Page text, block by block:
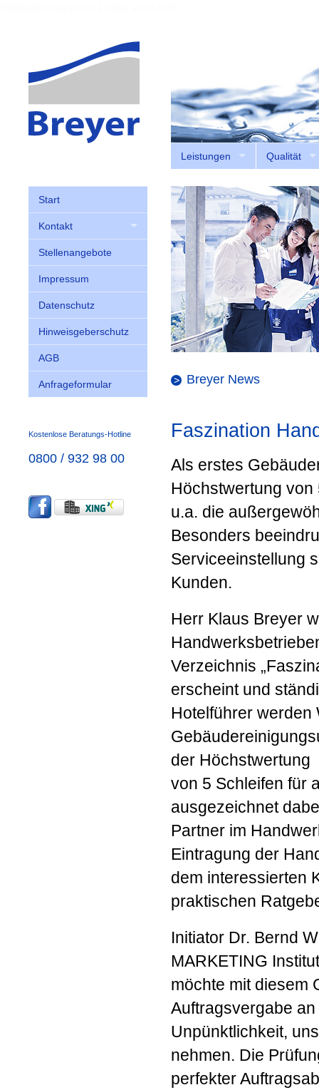
Leistungen Qualität
Start
Kontakt
Stellenangebote
Impressum
Datenschutz
Hinweisgeberschutz
AGB
Anfrageformular
Kostenlose Beratungs-Hotline
0800 / 932 98 00
Breyer News
Faszination
Als erstes
Höchstwertung von
u.a. die
Besonders
Serviceeinstellung
Kunden.
Herr Klaus Breyer
Verzeichnis
erscheint und
Hotelführer werden
der Höchstwertung
von 5 Schleifen für
ausgezeichnet
Partner im
Eintragung der
dem interessierten
praktischen
Initiator Dr. Bernd
MARKETING
möchte mit diesem
Auftragsvergabe
Unpünktlichkeit,
nehmen. Die
perfekter